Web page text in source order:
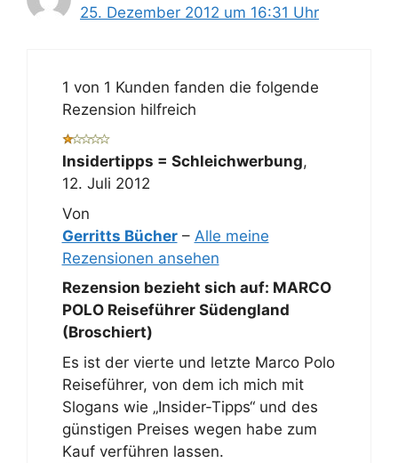
25. Dezember 2012 um 16:31 Uhr
1 von 1 Kunden fanden die folgende
Rezension hilfreich
Insidertipps = Schleichwerbung,
12. Juli 2012
Von
Gerritts Bücher– Alle meine
Rezensionen ansehen
Rezension bezieht sich auf: MARCO
POLO Reiseführer Südengland
(Broschiert)
Es ist der vierte und letzte Marco Polo
Reiseführer, von dem ich mich mit
Slogans wie „Insider-Tipps“ und des
günstigen Preises wegen habe zum
Kauf verführen lassen.